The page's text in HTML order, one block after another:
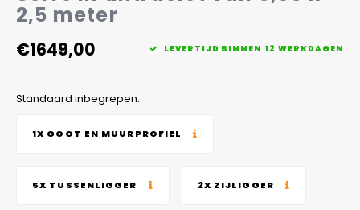
2,5 meter
€1649,00 LEVERTIJD BINNEN 12 WERKDAGEN
Standaard inbegrepen:
1X GOOT EN MUURPROFIEL
5X TUSSENLIGGER 2X ZIJLIGGER